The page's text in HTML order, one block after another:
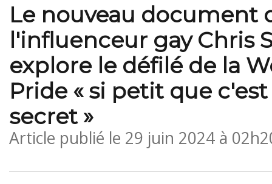
Le nouveau document
l'influenceur gay Chris
explore le défilé de la
Pride « si petit que
secret »
Article publié le 29 juin 2024 à